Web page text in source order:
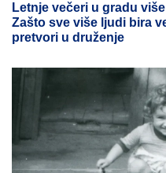
Letnje večeri u gradu
Zašto sve više ljudi bira
pretvori u druženje